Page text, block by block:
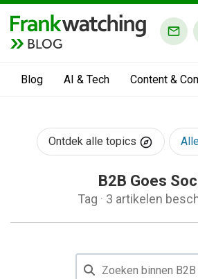
BLOG
Blog AI & Tech Content &
Ontdek alle topics
B2B Goes
Tag · 3 artikelen